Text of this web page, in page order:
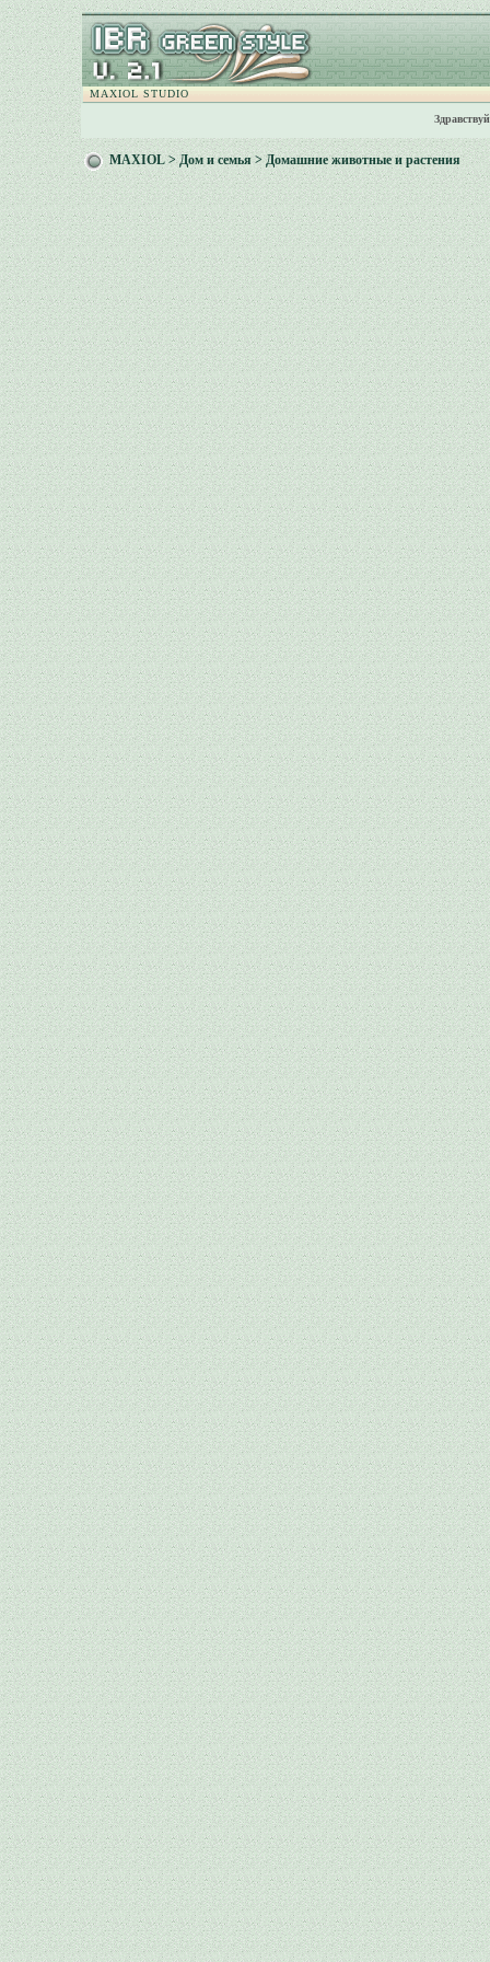
MAXIOL STUDIO
MAXIOL>Дом и семья>Домашние животные и растения